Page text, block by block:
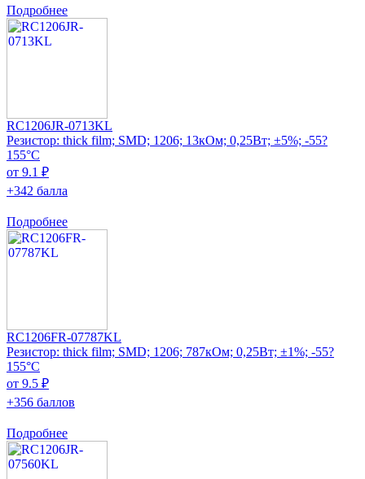
Подробнее
RC1206JR-0713KL
Резистор: thick film; SMD; 1206; 13кОм; 0,25Вт; ±5%; -55?
155°C
от 9.1 ₽
+342 балла
Подробнее
RC1206FR-07787KL
Резистор: thick film; SMD; 1206; 787кОм; 0,25Вт; ±1%; -55?
155°C
от 9.5 ₽
+356 баллов
Подробнее